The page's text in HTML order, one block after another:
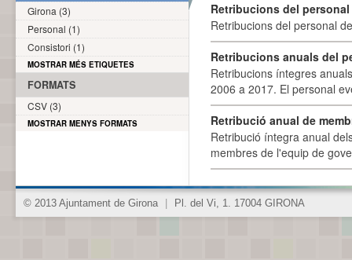
Retribucions del
Retribucions del personal
Retribucions anuals del
Retribucions íntegres
2006 a 2017. El personal
Retribució anual de
Retribució íntegra anual
membres de l'equip de
Girona (3)
Personal (1)
Consistori (1)
MOSTRAR MÉS ETIQUETES
FORMATS
CSV (3)
MOSTRAR MENYS FORMATS
© 2013 Ajuntament de Girona Pl. del Vi, 1. 17004 GIRONA